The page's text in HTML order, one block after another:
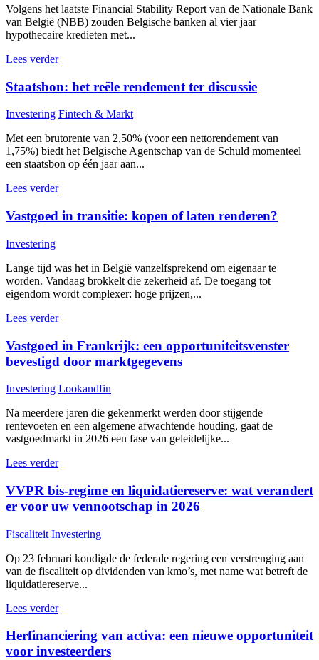
Volgens het laatste Financial Stability Report van de Nationale Bank
van België (NBB) zouden Belgische banken al vier jaar
hypothecaire kredieten met...
Lees verder
Staatsbon: het reële rendement ter discussie
Investering Fintech & Markt
Met een brutorente van 2,50% (voor een nettorendement van
1,75%) biedt het Belgische Agentschap van de Schuld momenteel
een staatsbon op één jaar aan...
Lees verder
Vastgoed in transitie: kopen of laten renderen?
Investering
Lange tijd was het in België vanzelfsprekend om eigenaar te
worden. Vandaag brokkelt die zekerheid af. De toegang tot
eigendom wordt complexer: hoge prijzen,...
Lees verder
Vastgoed in Frankrijk: een opportuniteitsvenster
bevestigd door marktgegevens
Investering Lookandfin
Na meerdere jaren die gekenmerkt werden door stijgende
rentevoeten en een algemene afwachtende houding, gaat de
vastgoedmarkt in 2026 een fase van geleidelijke...
Lees verder
VVPR bis-regime en liquidatiereserve: wat verandert
er voor uw vennootschap in 2026
Fiscaliteit Investering
Op 23 februari kondigde de federale regering een verstrenging aan
van de fiscaliteit op dividenden van kmo’s, met name wat betreft de
liquidatiereserve...
Lees verder
Herfinanciering van activa: een nieuwe opportuniteit
voor investeerders